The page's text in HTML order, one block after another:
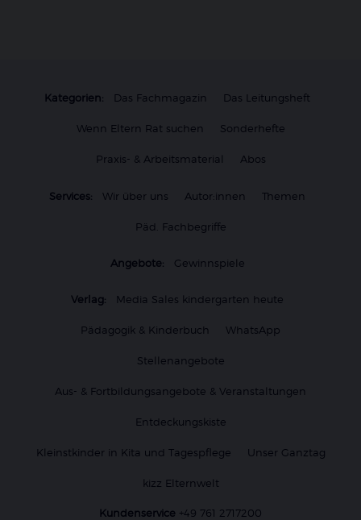
Kategorien: Das Fachmagazin Das Leitungsheft
Wenn Eltern Rat suchen Sonderhefte
Praxis- & Arbeitsmaterial Abos
Services: Wir über uns Autor:innen Themen
Päd. Fachbegriffe
Angebote: Gewinnspiele
Verlag: Media Sales kindergarten heute
Pädagogik & Kinderbuch WhatsApp
Stellenangebote
Aus- & Fortbildungsangebote & Veranstaltungen
Entdeckungskiste
Kleinstkinder in Kita und Tagespflege Unser Ganztag
kizz Elternwelt
Kundenservice +49 761 2717200